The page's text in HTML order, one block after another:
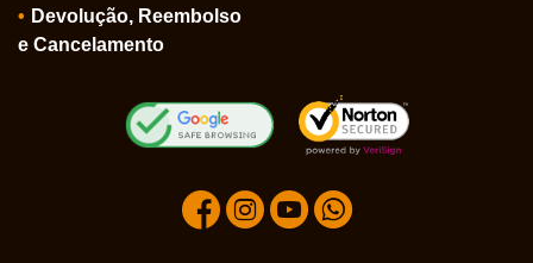
Devolução, Reembolso
e Cancelamento